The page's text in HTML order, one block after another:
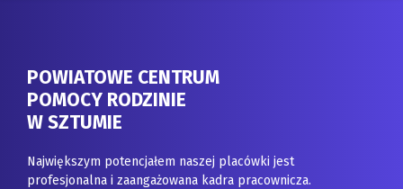
POWIATOWE CENTRUM
POMOCY RODZINIE
W SZTUMIE
Największym potencjałem naszej placówki jest
profesjonalna i zaangażowana kadra pracownicza.